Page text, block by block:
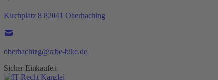
Kirchplatz 8 82041 Oberhaching
oberhaching@rabe-bike.de
Sicher Einkaufen